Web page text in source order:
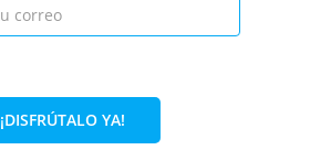
29,70€ 18,95€
¡DISFRÚTALO YA!